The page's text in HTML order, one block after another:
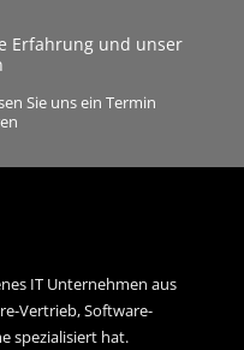
Erfahrung und unser
Sie uns ein Termin
IT Unternehmen aus
Vertrieb, Software-
spezialisiert hat.